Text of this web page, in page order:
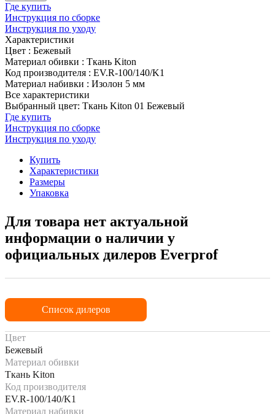
Где купить
Инструкция по сборке
Инструкция по уходу
Характеристики
Цвет : Бежевый
Материал обивки : Ткань Kiton
Код производителя : EV.R-100/140/K1
Материал набивки : Изолон 5 мм
Все характеристики
Выбранный цвет: Ткань Kiton 01 Бежевый
Где купить
Инструкция по сборке
Инструкция по уходу
Купить
Характеристики
Размеры
Упаковка
Для товара нет актуальной
информации о наличии у
официальных дилеров Everprof
Список дилеров
Цвет
Бежевый
Материал обивки
Ткань Kiton
Код производителя
EV.R-100/140/K1
Материал набивки